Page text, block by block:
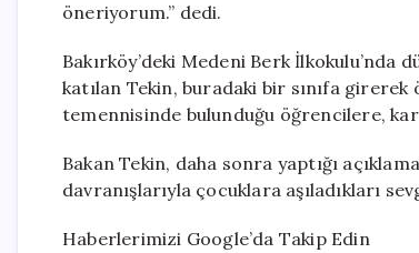
öneriyorum.” dedi.
Bakırköy’deki Medeni Berk İlkokulu’nda
katılan Tekin, buradaki bir sınıfa
temennisinde bulunduğu öğrencilere,
Bakan Tekin, daha sonra yaptığı
davranışlarıyla çocuklara aşıladıkları
Haberlerimizi Google’da Takip Edin